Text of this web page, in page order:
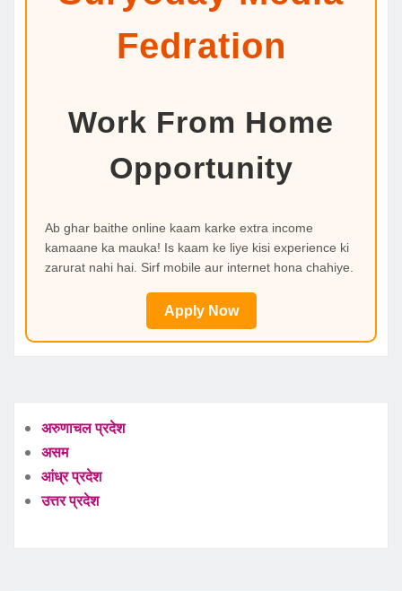
Fedration
Work From Home
Opportunity
Ab ghar baithe online kaam karke extra income
kamaane ka mauka! Is kaam ke liye kisi experience ki
zarurat nahi hai. Sirf mobile aur internet hona chahiye.
Apply Now
अरुणाचल प्रदेश
असम
आंध्र प्रदेश
उत्तर प्रदेश